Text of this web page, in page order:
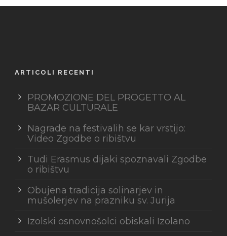
ARTICOLI RECENTI
PROMOZIONE DEL PROGETTO AL
BAZAR CULTURALE
Nagrade na festivalih se kar vrstijo:
Video Zgodbe o ribištvu
Tudi Erasmus dijaki spoznavali Zgodbe
o ribištvu
Obujena tradicija solinarjev in
mušolerjev na prazniku sv. Jurija
Izolski osnovnošolci obiskali Izolano